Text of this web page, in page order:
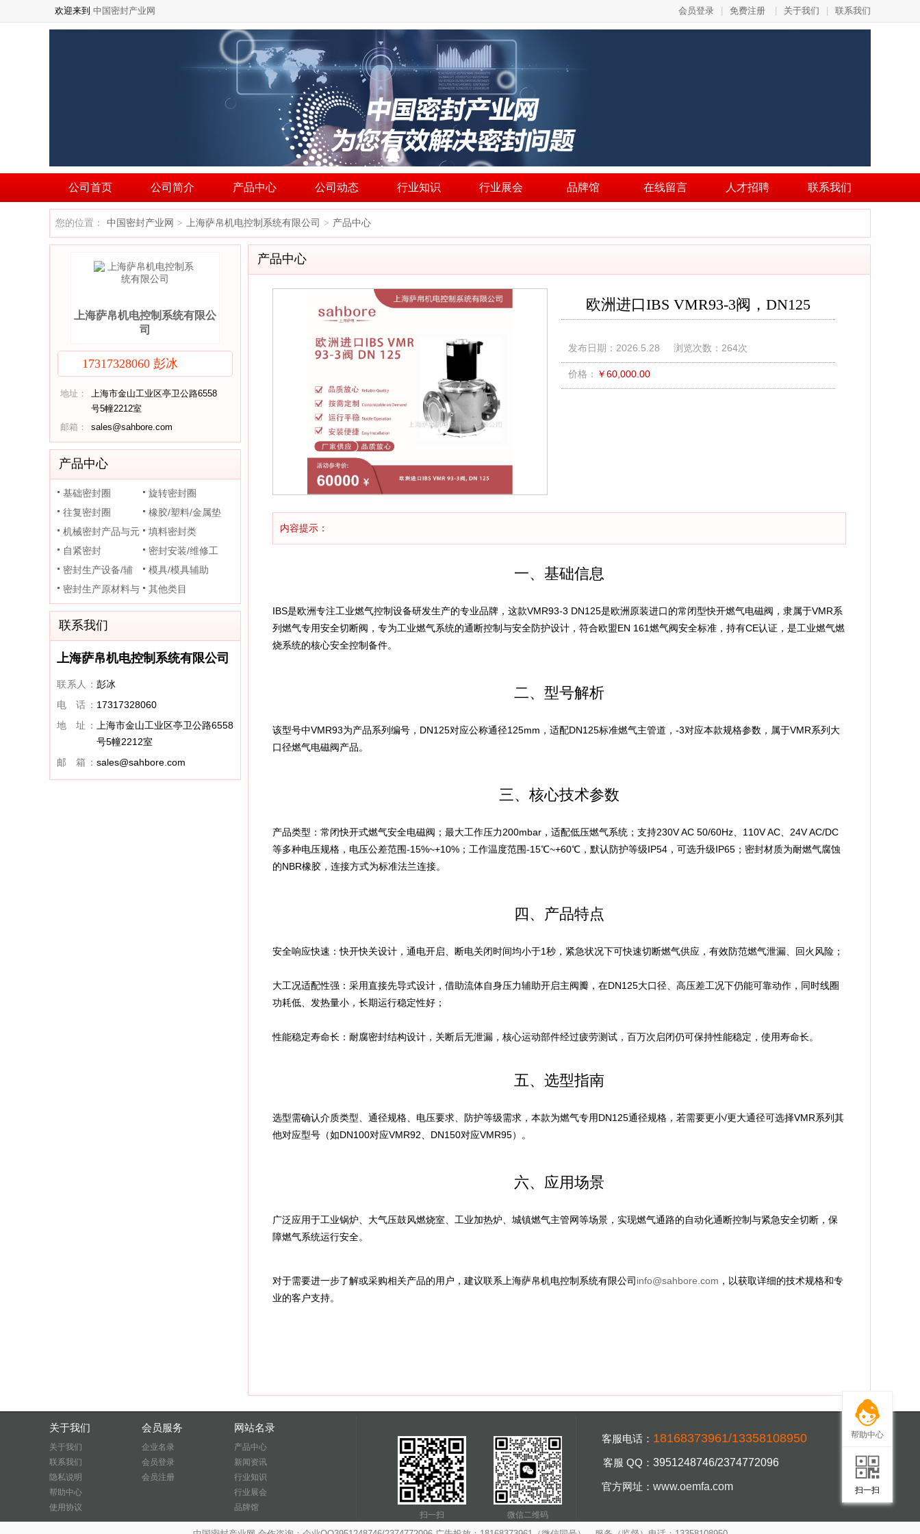
欢迎来到 中国密封产业网 会员登录 免费注册 关于我们 联系我们
公司首页 公司简介 产品中心 公司动态 行业知识 行业展会 品牌馆 在线留言 人才招聘 联系我们
您的位置： 中国密封产业网 > 上海萨帛机电控制系统有限公司 > 产品中心
上海萨帛机电控制系统有限公
司
17317328060 彭冰
地址：
上海市金山工业区亭卫公路6558
号5幢2212室
邮箱：
sales@sahbore.com
产品中心
基础密封圈
旋转密封圈
往复密封圈
橡胶/塑料/金属垫
片
机械密封产品与元
件
填料密封类
自紧密封
密封安装/维修工
具
密封生产设备/辅
助装置
模具/模具辅助
密封生产原材料与
其他类目
联系我们
上海萨帛机电控制系统有限公司
联系人： 彭冰
电 话： 17317328060
地 址：
上海市金山工业区亭卫公路6558
号5幢2212室
邮 箱： sales@sahbore.com
产品中心
欧洲进口IBS VMR93-3阀，DN125
发布日期：2026.5.28 浏览次数：264次
价格： ￥60,000.00
内容提示：
一、基础信息
IBS是欧洲专注工业燃气控制设备研发生产的专业品牌，这款VMR93-3 DN125是欧洲原装进口的常闭型快开燃气电磁阀，隶属于VMR系
列燃气专用安全切断阀，专为工业燃气系统的通断控制与安全防护设计，符合欧盟EN 161燃气阀安全标准，持有CE认证，是工业燃气燃
烧系统的核心安全控制备件。
二、型号解析
该型号中VMR93为产品系列编号，DN125对应公称通径125mm，适配DN125标准燃气主管道，-3对应本款规格参数，属于VMR系列大
口径燃气电磁阀产品。
三、核心技术参数
产品类型：常闭快开式燃气安全电磁阀；最大工作压力200mbar，适配低压燃气系统；支持230V AC 50/60Hz、110V AC、24V AC/DC
等多种电压规格，电压公差范围-15%~+10%；工作温度范围-15℃~+60℃，默认防护等级IP54，可选升级IP65；密封材质为耐燃气腐蚀
的NBR橡胶，连接方式为标准法兰连接。
四、产品特点
安全响应快速：快开快关设计，通电开启、断电关闭时间均小于1秒，紧急状况下可快速切断燃气供应，有效防范燃气泄漏、回火风险；
大工况适配性强：采用直接先导式设计，借助流体自身压力辅助开启主阀瓣，在DN125大口径、高压差工况下仍能可靠动作，同时线圈
功耗低、发热量小，长期运行稳定性好；
性能稳定寿命长：耐腐密封结构设计，关断后无泄漏，核心运动部件经过疲劳测试，百万次启闭仍可保持性能稳定，使用寿命长。
五、选型指南
选型需确认介质类型、通径规格、电压要求、防护等级需求，本款为燃气专用DN125通径规格，若需要更小/更大通径可选择VMR系列其
他对应型号（如DN100对应VMR92、DN150对应VMR95）。
六、应用场景
广泛应用于工业锅炉、大气压鼓风燃烧室、工业加热炉、城镇燃气主管网等场景，实现燃气通路的自动化通断控制与紧急安全切断，保
障燃气系统运行安全。
对于需要进一步了解或采购相关产品的用户，建议联系上海萨帛机电控制系统有限公司 info@sahbore.com ，以获取详细的技术规格和专
业的客户支持。
关于我们
关于我们
联系我们
隐私说明
帮助中心
使用协议
会员服务
企业名录
会员登录
会员注册
网站名录
产品中心
新闻资讯
行业知识
行业展会
品牌馆
扫一扫 微信二维码
客服电话： 18168373961/13358108950
客服 QQ： 3951248746/2374772096
官方网址： www.oemfa.com
帮助中心
扫一扫
扫一扫，手机访